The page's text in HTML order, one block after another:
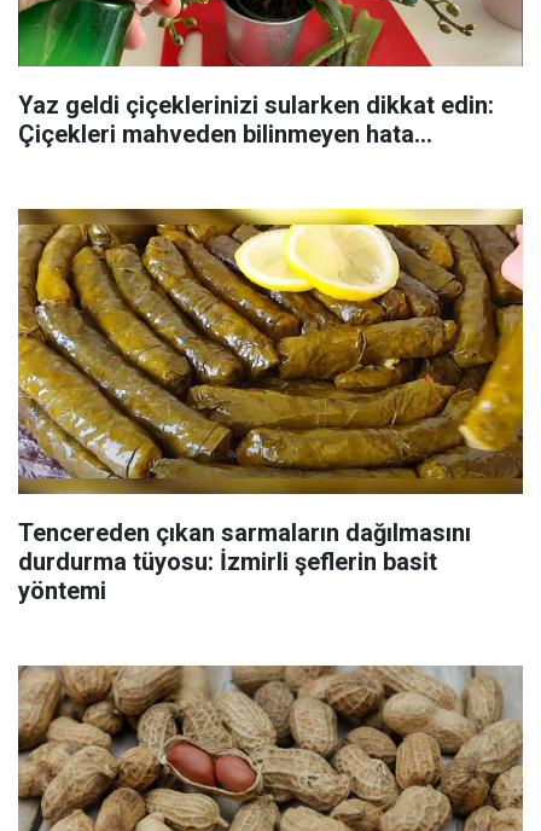
Yaz geldi çiçeklerinizi sularken dikkat edin:
Çiçekleri mahveden bilinmeyen hata...
Tencereden çıkan sarmaların dağılmasını
durdurma tüyosu: İzmirli şeflerin basit
yöntemi